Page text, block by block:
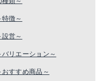
徴～
営～
リエーション～
すすめ商品～